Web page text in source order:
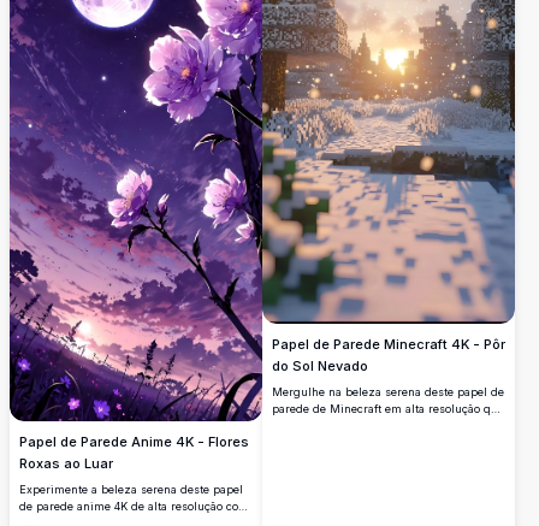
Papel de Parede Anime 4K - Flores
Roxas ao Luar
Experimente a beleza serena deste papel
de parede anime 4K de alta resolução com
Papel de Parede Minecraft 4K - Pôr
do Sol Nevado
Mergulhe na beleza serena deste papel de
parede de Minecraft em alta resolução que